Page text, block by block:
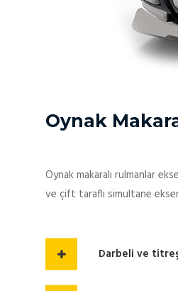
Oynak
Oynak makaralı rulmanlar
ve çift taraflı simultane
Darbeli ve